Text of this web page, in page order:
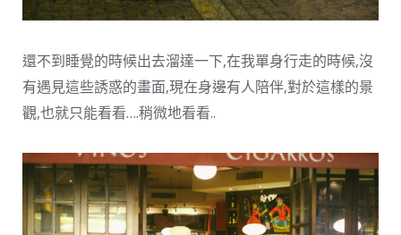
還不到睡覺的時候出去溜達一下,在我單身行走的時候,沒
有遇見這些誘惑的畫面,現在身邊有人陪伴,對於這樣的景
觀,也就只能看看….稍微地看看..